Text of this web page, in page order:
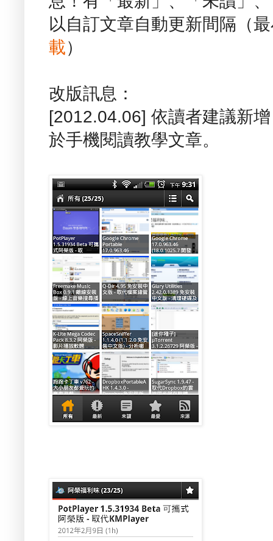
以自訂文章自動更新間隔（
載）
改版訊息：
[2012.04.06] 依讀者建議新
於手機閱讀教學文章。